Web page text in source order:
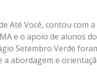
Até Você, contou com
e o apoio de alunos
Setembro Verde
abordagem e